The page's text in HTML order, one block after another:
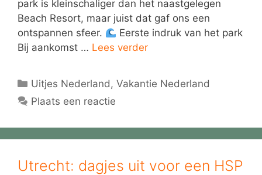
park is kleinschaliger dan het naastgelegen
Beach Resort, maar juist dat gaf ons een
ontspannen sfeer.
Eerste indruk van het park
Bij aankomst … Lees verder
Categorieën
Uitjes Nederland ,Vakantie Nederland
Plaats een reactie
Utrecht: dagjes uit voor een HSP